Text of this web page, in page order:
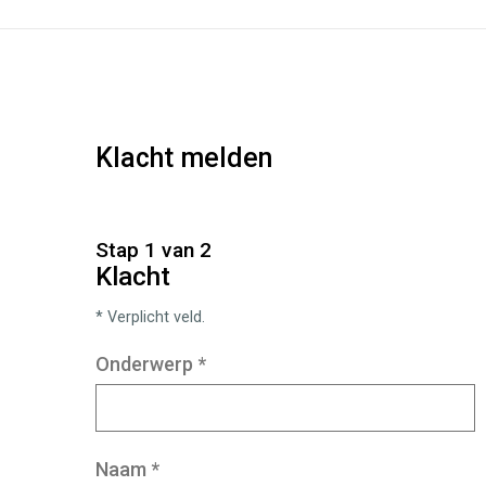
Klacht melden
Stap 1 van 2
Klacht
* Verplicht veld.
Onderwerp *
Naam *